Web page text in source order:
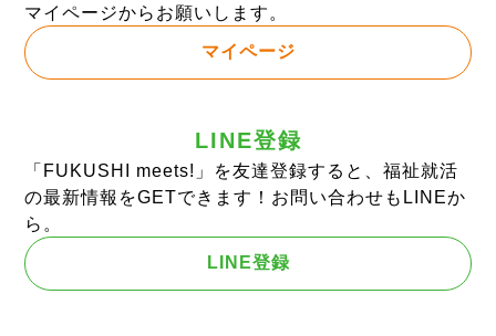
マイページからお願いします。
マイページ
LINE登録
「FUKUSHI meets!」を友達登録すると、福祉就活
の最新情報をGETできます！お問い合わせもLINEか
ら。
LINE登録